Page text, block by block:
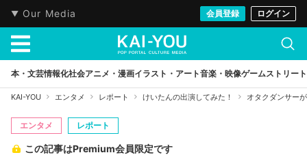
Our Media 会員登録 ログイン
本・文芸情報化社会アニメ・漫画イラスト・アート音楽・映像ゲームストリート
KAI-YOU エンタメ レポート けいたんの出演してみた！ オタクダンサー
エンタメ レポート
この記事はPremium会員限定です